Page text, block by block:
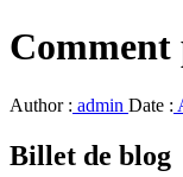
Comment
Author : admin Date :
Billet de blog